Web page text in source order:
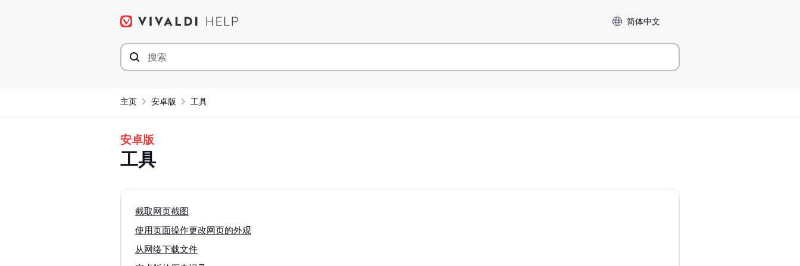
Language
主页 安卓版 工具
安卓版
工具
截取网页截图
使用页面操作更改网页的外观
从网络下载文件